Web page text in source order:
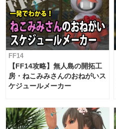
FF14
【FF14攻略】無人島の開拓工
房・ねこみみさんのおねがいス
ケジュールメーカー